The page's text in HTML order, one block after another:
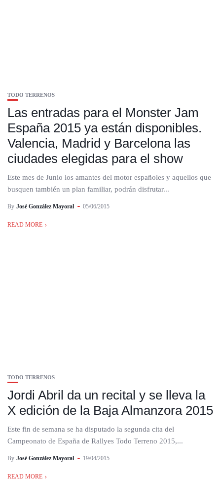
TODO TERRENOS
Las entradas para el Monster Jam
España 2015 ya están disponibles.
Valencia, Madrid y Barcelona las
ciudades elegidas para el show
Este mes de Junio los amantes del motor españoles y aquellos que
busquen también un plan familiar, podrán disfrutar...
By José González Mayoral 05/06/2015
READ MORE
TODO TERRENOS
Jordi Abril da un recital y se lleva la
X edición de la Baja Almanzora 2015
Este fin de semana se ha disputado la segunda cita del
Campeonato de España de Rallyes Todo Terreno 2015,...
By José González Mayoral 19/04/2015
READ MORE